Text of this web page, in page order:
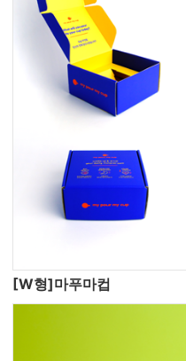
[W형]마푸마컵